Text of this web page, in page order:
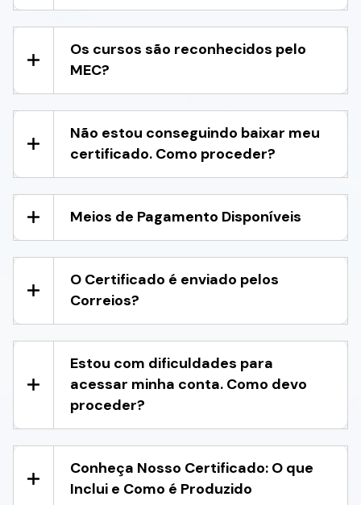
Os cursos são reconhecidos pelo
MEC?
Não estou conseguindo baixar meu
certificado. Como proceder?
Meios de Pagamento Disponíveis
O Certificado é enviado pelos
Correios?
Estou com dificuldades para
acessar minha conta. Como devo
proceder?
Conheça Nosso Certificado: O que
Inclui e Como é Produzido